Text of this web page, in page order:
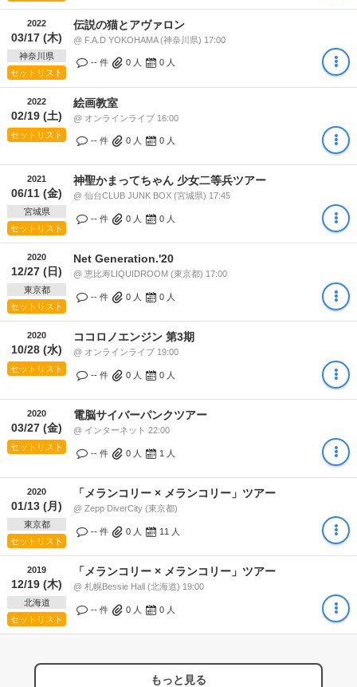
2022
03/17 (木)
神奈川県
セットリスト
伝説の猫とアヴァロン
@ F.A.D YOKOHAMA (神奈川県) 17:00
-- 件 0 人 0 人
2022
02/19 (土)
セットリスト
絵画教室
@ オンラインライブ 16:00
-- 件 0 人 0 人
2021
06/11 (金)
宮城県
セットリスト
神聖かまってちゃん 少女二等兵ツアー
@ 仙台CLUB JUNK BOX (宮城県) 17:45
-- 件 0 人 0 人
2020
12/27 (日)
東京都
セットリスト
Net Generation.'20
@ 恵比寿LIQUIDROOM (東京都) 17:00
-- 件 0 人 0 人
2020
10/28 (水)
セットリスト
ココロノエンジン 第3期
@ オンラインライブ 19:00
-- 件 0 人 0 人
2020
03/27 (金)
セットリスト
電脳サイバーパンクツアー
@ インターネット 22:00
-- 件 0 人 1 人
2020
01/13 (月)
東京都
セットリスト
「メランコリー × メランコリー」ツアー
@ Zepp DiverCity (東京都)
-- 件 0 人 11 人
2019
12/19 (木)
北海道
セットリスト
「メランコリー × メランコリー」ツアー
@ 札幌Bessie Hall (北海道) 19:00
-- 件 0 人 0 人
もっと見る